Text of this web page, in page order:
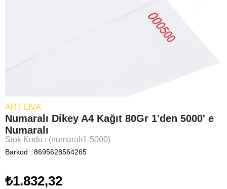
ART LIVA
Numaralı Dikey A4 Kağıt 80Gr 1'den 5000' e
Numaralı
Stok Kodu (numaralı1-5000)
Barkod : 8695628564265
₺1.832,32